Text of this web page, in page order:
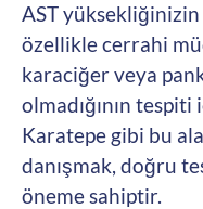
AST
özellikle cerrahi
karaciğer veya
olmadığının
Karatepe gibi bu
danışmak, doğru
öneme sahiptir.